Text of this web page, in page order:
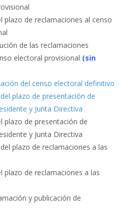
plazo de reclamaciones al censo
de las reclamaciones
electoral provisional (sin
del censo electoral definitivo
plazo de presentación de
y Junta Directiva
plazo de presentación de
y Junta Directiva
plazo de reclamaciones a las
plazo de reclamaciones a las
y publicación de